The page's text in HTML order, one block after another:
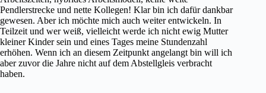
Pendlerstrecke und nette Kollegen! Klar bin ich dafür dankbar
gewesen. Aber ich möchte mich auch weiter entwickeln. In
Teilzeit und wer weiß, vielleicht werde ich nicht ewig Mutter
kleiner Kinder sein und eines Tages meine Stundenzahl
erhöhen. Wenn ich an diesem Zeitpunkt angelangt bin will ich
aber zuvor die Jahre nicht auf dem Abstellgleis verbracht
haben.